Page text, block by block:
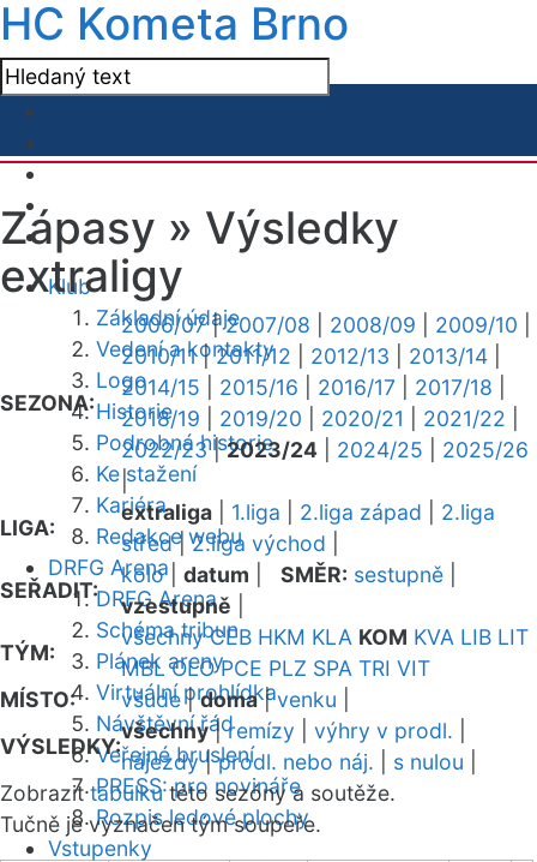
HC Kometa Brno
Klub
Základní údaje
Vedení a kontakty
Logo
Historie
Podrobná historie
Ke stažení
Kariéra
Redakce webu
DRFG Arena
DRFG Arena
Schéma tribun
Plánek areny
Virtuální prohlídka
Návštěvní řád
Veřejné bruslení
PRESS: pro novináře
Rozpis ledové plochy
Vstupenky
Zápasy » Výsledky
extraligy
SEZONA:
2006/07|2007/08 2008/09 2009/10
2010/11|2011/12 2012/13 2013/14
2014/15
2015/16 2016/17 2017/18
2018/19
2019/20 2020/21 2021/22
2022/23|2023/24 2024/25
2025/26
|
LIGA:
extraliga 1.liga 2.liga západ
2.liga
střed|2.liga východ
SEŘADIT:
kolo| datum SMĚR: sestupně
vzestupně
TÝM:
všechny CEB HKM KLA KOM KVA LIB LIT
MBL OLO PCE PLZ SPA TRI VIT
MÍSTO:
všude|doma|venku
VÝSLEDKY:
všechny|remízy výhry v prodl.
nájezdy|prodl. nebo náj. s nulou
Zobrazittabulkutéto sezóny a soutěže.
Tučně je vyznačen tým soupeře.